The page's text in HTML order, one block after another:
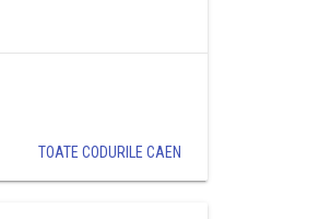
TOATE CODURILE CAEN